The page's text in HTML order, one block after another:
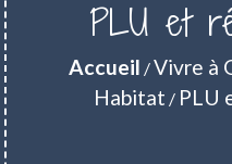
PLU et
Accueil /Vivre à
Habitat / PLU